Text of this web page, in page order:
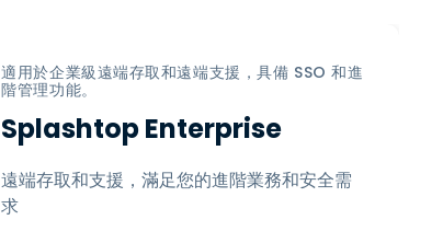
適用於企業級遠端存取和遠端支援，具備 SSO 和進
階管理功能。
Splashtop Enterprise
遠端存取和支援，滿足您的進階業務和安全需
求